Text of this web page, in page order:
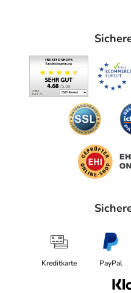
Kreditkarte PayPal